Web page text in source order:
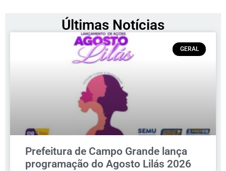
Últimas Notícias
GERAL
Prefeitura de Campo Grande lança
programação do Agosto Lilás 2026